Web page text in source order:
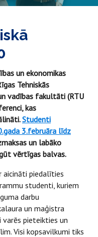
un ekonomikas
Tehniskās
vadības fakultāti (RTU
kas
Studenti
3.februāra līdz
un labāko
vērtīgas balvas.
aicināti piedalīties
studenti, kuriem
darbu
un maģistra
pieteikties un
Visi kopsavilkumi tiks